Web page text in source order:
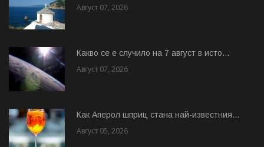
Август 07, 2026
Какво се е случило на 7 август в исто...
Август 07, 2026
Как Аперол шприц стана най-известния...
Август 05, 2026